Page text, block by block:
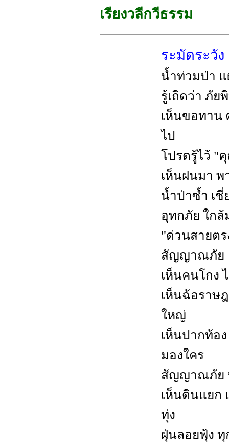
เรียงวลีกวีธรรม
ระมัดระวัง
น้ำท่วมป่า
รู้เถิดว่า ภัย
เห็นขอทาน
ไป
โปรดรู้ไว้ "
เห็นฝนมา พ
น้ำป่าซ้ำ เชี่
อุทกภัย ใก
"ด่วนสายต
สัญญาณภัย
เห็นคนโกง
เห็นฉ้อราษ
ใหญ่
เห็นปากท้อ
มองใคร
สัญญาณภัย
เห็นดินแยก
ทุ่ง
ฝุ่นลอยฟุ้ง